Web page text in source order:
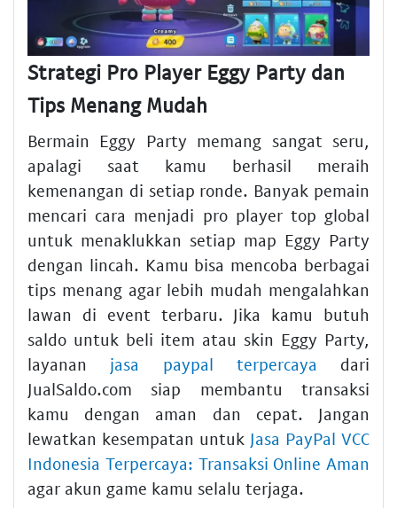
Strategi Pro Player Eggy Party dan
Tips Menang Mudah
Bermain Eggy Party memang sangat seru,
apalagi saat kamu berhasil meraih
kemenangan di setiap ronde. Banyak pemain
mencari cara menjadi pro player top global
untuk menaklukkan setiap map Eggy Party
dengan lincah. Kamu bisa mencoba berbagai
tips menang agar lebih mudah mengalahkan
lawan di event terbaru. Jika kamu butuh
saldo untuk beli item atau skin Eggy Party,
layanan jasa paypal terpercaya dari
JualSaldo.com siap membantu transaksi
kamu dengan aman dan cepat. Jangan
lewatkan kesempatan untuk Jasa PayPal VCC
Indonesia Terpercaya: Transaksi Online Aman
agar akun game kamu selalu terjaga.